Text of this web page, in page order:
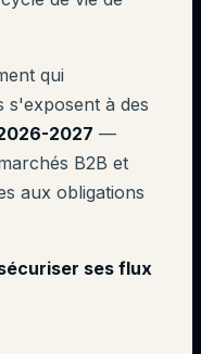
qui
s'exposent à des
2027 —
B2B et
aux obligations
ses flux